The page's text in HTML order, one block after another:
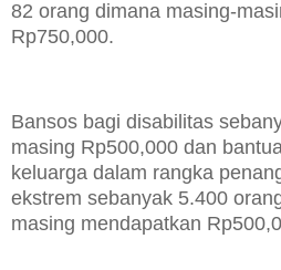
82 orang dimana masing-
Rp750,000.
Bansos bagi disabilitas
masing Rp500,000 dan
keluarga dalam rangka
ekstrem sebanyak 5.400
masing mendapatkan